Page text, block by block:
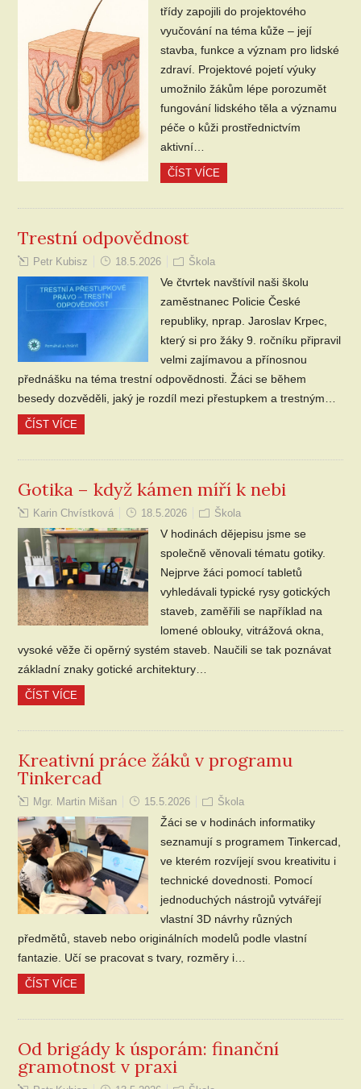
třídy zapojili do projektového
vyučování na téma kůže – její
stavba, funkce a význam pro lidské
zdraví. Projektové pojetí výuky
umožnilo žákům lépe porozumět
fungování lidského těla a významu
péče o kůži prostřednictvím
aktivní…
ČÍST VÍCE
Trestní odpovědnost
Petr Kubisz 18.5.2026 Škola
Ve čtvrtek navštívil naši školu
zaměstnanec Policie České
republiky, nprap. Jaroslav Krpec,
který si pro žáky 9. ročníku připravil
velmi zajímavou a přínosnou
přednášku na téma trestní odpovědnosti. Žáci se během
besedy dozvěděli, jaký je rozdíl mezi přestupkem a trestným…
ČÍST VÍCE
Gotika – když kámen míří k nebi
Karin Chvístková 18.5.2026 Škola
V hodinách dějepisu jsme se
společně věnovali tématu gotiky.
Nejprve žáci pomocí tabletů
vyhledávali typické rysy gotických
staveb, zaměřili se například na
lomené oblouky, vitrážová okna,
vysoké věže či opěrný systém staveb. Naučili se tak poznávat
základní znaky gotické architektury…
ČÍST VÍCE
Kreativní práce žáků v programu
Tinkercad
Mgr. Martin Mišan 15.5.2026 Škola
Žáci se v hodinách informatiky
seznamují s programem Tinkercad,
ve kterém rozvíjejí svou kreativitu i
technické dovednosti. Pomocí
jednoduchých nástrojů vytvářejí
vlastní 3D návrhy různých
předmětů, staveb nebo originálních modelů podle vlastní
fantazie. Učí se pracovat s tvary, rozměry i…
ČÍST VÍCE
Od brigády k úsporám: finanční
gramotnost v praxi